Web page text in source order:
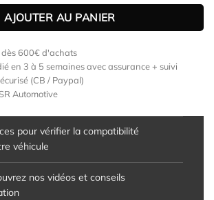
AJOUTER AU PANIER
600€ d'achats
en 3 à 5 semaines avec assurance + suivi
(CB / Paypal)
Automotive
pour vérifier la compatibilité
véhicule
nos vidéos et conseils